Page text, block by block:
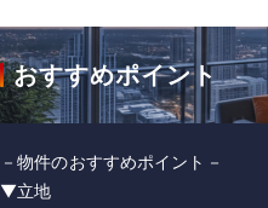
おすすめポイント
－物件のおすすめポイント－
▼立地